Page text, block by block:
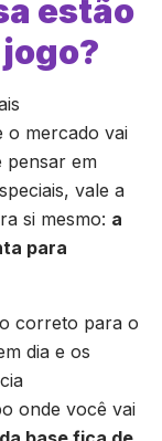
estão
o mercado vai
pensar em
vale a
si mesmo: a
para
correto para o
dia e os
onde você vai